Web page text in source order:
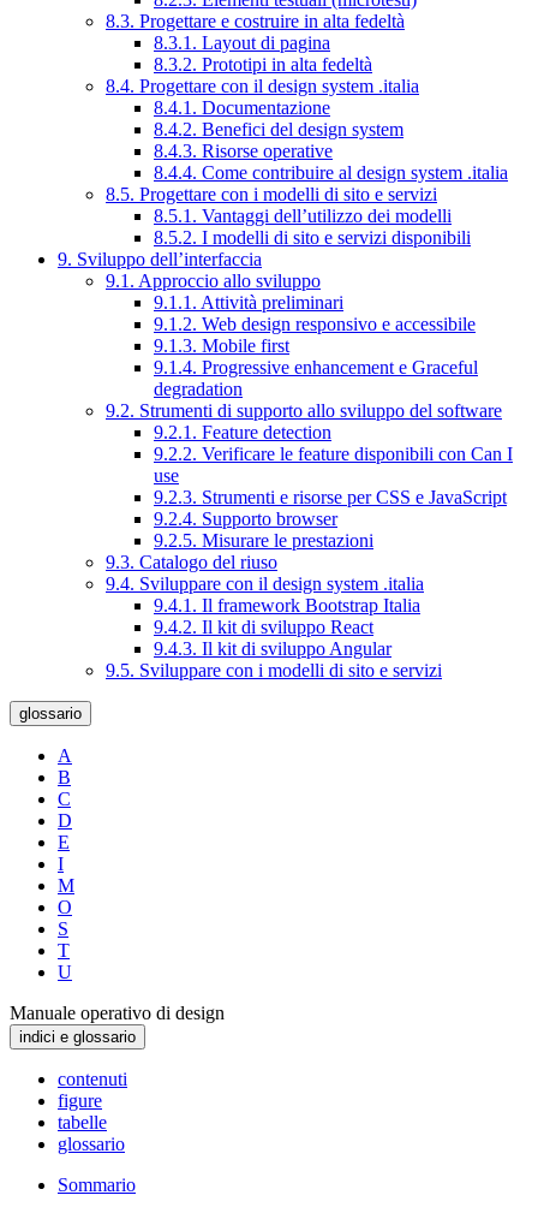
8.3. Progettare e costruire in alta fedeltà
8.3.1. Layout di pagina
8.3.2. Prototipi in alta fedeltà
8.4. Progettare con il design system .italia
8.4.1. Documentazione
8.4.2. Benefici del design system
8.4.3. Risorse operative
8.4.4. Come contribuire al design system .italia
8.5. Progettare con i modelli di sito e servizi
8.5.1. Vantaggi dell’utilizzo dei modelli
8.5.2. I modelli di sito e servizi disponibili
9. Sviluppo dell’interfaccia
9.1. Approccio allo sviluppo
9.1.1. Attività preliminari
9.1.2. Web design responsivo e accessibile
9.1.3. Mobile first
9.1.4. Progressive enhancement e Graceful
degradation
9.2. Strumenti di supporto allo sviluppo del software
9.2.1. Feature detection
9.2.2. Verificare le feature disponibili con Can I
use
9.2.3. Strumenti e risorse per CSS e JavaScript
9.2.4. Supporto browser
9.2.5. Misurare le prestazioni
9.3. Catalogo del riuso
9.4. Sviluppare con il design system .italia
9.4.1. Il framework Bootstrap Italia
9.4.2. Il kit di sviluppo React
9.4.3. Il kit di sviluppo Angular
9.5. Sviluppare con i modelli di sito e servizi
glossario
A
B
C
D
E
I
M
O
S
T
U
Manuale operativo di design
indici e glossario
contenuti
figure
tabelle
glossario
Sommario